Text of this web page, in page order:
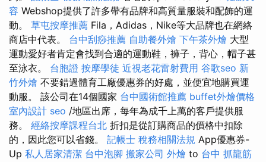
容 Webshop提供了許多帶有品牌和高質量服裝和配飾的運
動。 草屯按摩推薦 Fila，Adidas，Nike等大品牌也在網絡
商店中代表。 台中刮痧推薦 自助餐外燴 下午茶外燴 大型
運動愛好者肯定會找到合適的運動鞋，褲子，背心，帽子甚
至泳衣。 台胞證 按摩學徒 近視老花雷射費用 谷歌seo 新
竹外燴 不要錯過體育工廠優惠券的好處，並便宜地購買運
動服。 該公司在14個國家 台中國術館推薦 buffet外燴價格
室內設計 seo /地區出席，每年為成千上萬的客戶提供服
務。 經絡按摩課程台北 折扣是從訂購商品的價格中扣除
的，因此您可以省錢。 記帳士 稅務相關法規 App優惠券-
Up 私人居家清潔 台中泡腳 搬家公司 外燴 to 台中 抓龍筋